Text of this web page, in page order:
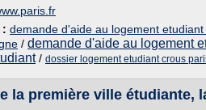
: demande d'aide au logement
/ demande d'aide au logement
/ dossier logement etudiant crous
la première ville étudiante,